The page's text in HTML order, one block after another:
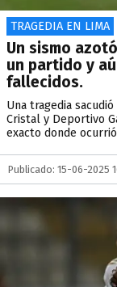
TRAGEDIA EN LIMA
Un sismo
un partido y
fallecidos.
Una tragedia
Cristal y Deportivo
exacto donde
Publicado: 15-06-2025